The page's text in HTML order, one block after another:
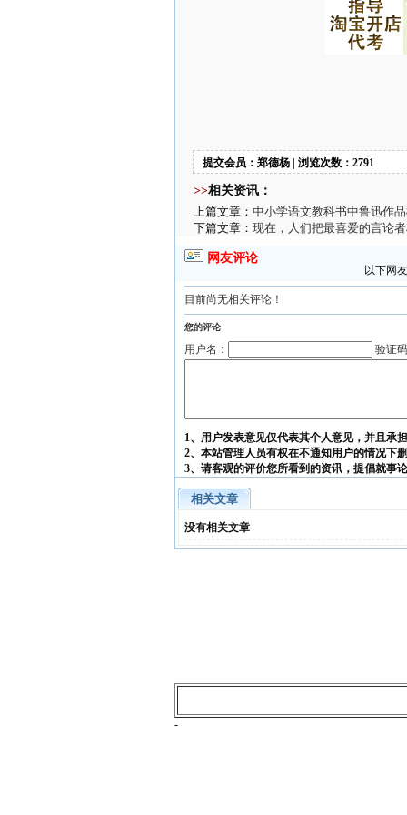
提交会员：郑德杨 | 浏览次数：2791
>>相关资讯：
上篇文章： 中小学语文教科书中鲁迅作
下篇文章： 现在，人们把最喜爱的言论
网友评论
以下网
目前尚无相关评论！
您的评论
用户名： 验证
1、用户发表意见仅代表其个人意见，并且承
2、本站管理人员有权在不通知用户的情况下
3、请客观的评价您所看到的资讯，提倡就事
相关文章
没有相关文章
-